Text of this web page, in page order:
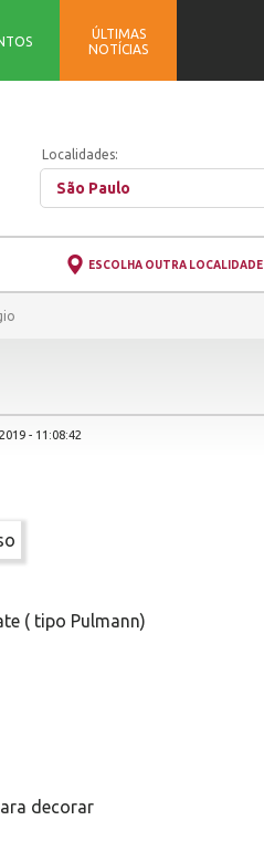
ÚLTIMAS
NOTÍCIAS
Localidades:
São Paulo
ESCOLHA OUTRA LOCALIDADE
- 11:08:42
( tipo Pulmann)
decorar